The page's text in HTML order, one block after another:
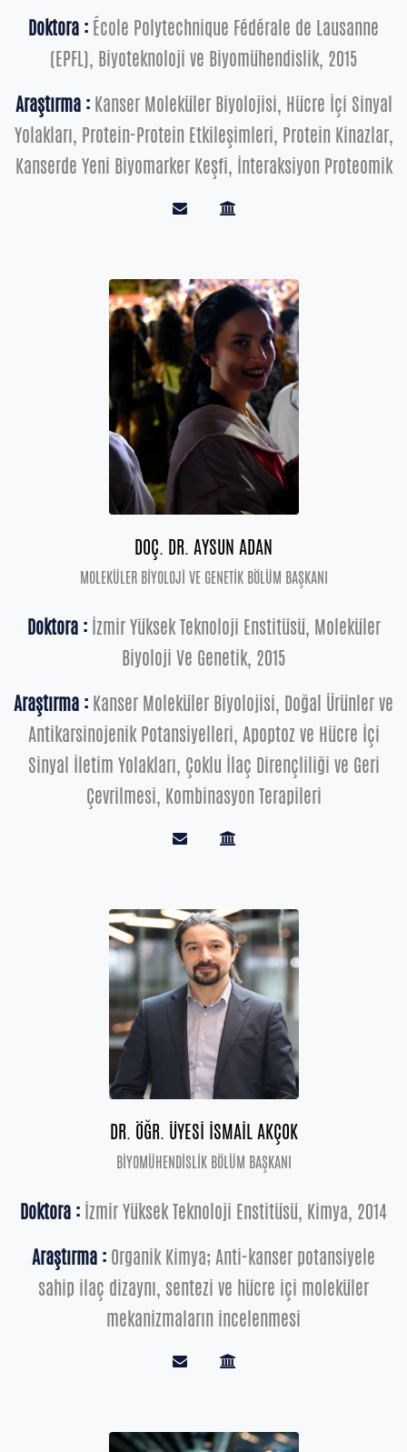
Doktora : École Polytechnique Fédérale de Lausanne
(EPFL), Biyoteknoloji ve Biyomühendislik, 2015
Araştırma :Kanser Moleküler Biyolojisi, Hücre İçi Sinyal
Yolakları, Protein-Protein Etkileşimleri, Protein Kinazlar,
Kanserde Yeni Biyomarker Keşfi, İnteraksiyon Proteomik
DOÇ. DR. AYSUN ADAN
MOLEKÜLER BİYOLOJİ VE GENETİK BÖLÜM BAŞKANI
Doktora :İzmir Yüksek Teknoloji Enstitüsü, Moleküler
Biyoloji Ve Genetik, 2015
Araştırma : Kanser Moleküler Biyolojisi, Doğal Ürünler ve
Antikarsinojenik Potansiyelleri, Apoptoz ve Hücre İçi
Sinyal İletim Yolakları, Çoklu İlaç Dirençliliği ve Geri
Çevrilmesi, Kombinasyon Terapileri
DR. ÖĞR. ÜYESİ İSMAİL AKÇOK
BİYOMÜHENDİSLİK BÖLÜM BAŞKANI
Doktora : İzmir Yüksek Teknoloji Enstitüsü, Kimya, 2014
Araştırma : Organik Kimya; Anti-kanser potansiyele
sahip ilaç dizaynı, sentezi ve hücre içi moleküler
mekanizmaların incelenmesi